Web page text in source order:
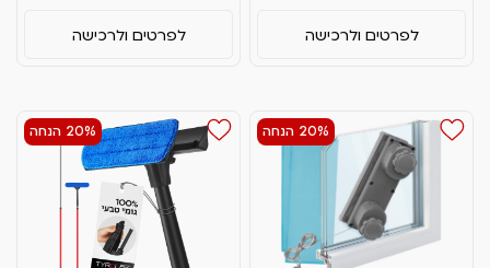
לפרטים ולרכישה לפרטים ולרכישה
20% הנחה 20% הנחה